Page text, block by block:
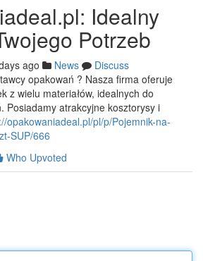
Idealny
Potrzeb
ago News
Discuss
opakowań ? Nasza firma oferuje
z wielu materiałów, idealnych do
Posiadamy atrakcyjne kosztorysy i
opakowaniadeal.pl/pl/p/Pojemnik-na-
SUP/666
Who Upvoted